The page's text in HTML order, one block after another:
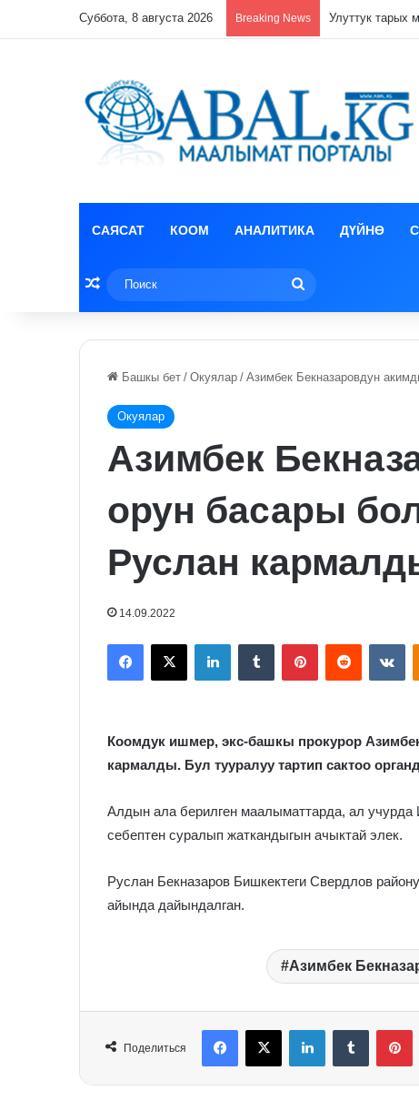
Суббота, 8 августа 2026 Breaking News Кулпунай
САЯСАТ КООМ АНАЛИТИКА ДҮЙНӨ
Random Article
Башкы бет / Окуялар / Азимбек Бекназаровдун
Окуялар
Азимбек
орун басары
Руслан
14.09.2022
FacebookX LinkedInTumblr PinterestReddit
Коомдук ишмер, экс-башкы прокурор
кармалды. Бул тууралуу тартип сактоо
Алдын ала берилген маалыматтарда, ал
себептен суралып жаткандыгын ачыктай элек.
Руслан Бекназаров Бишкектеги Свердлов
айында дайындалган.
Азимбек
Поделиться
FacebookX LinkedInTumblr